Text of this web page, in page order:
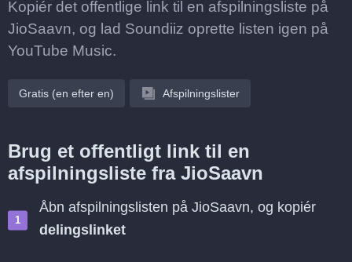
Kopiér det offentlige link til en afspilningsliste på
JioSaavn, og lad Soundiiz oprette listen igen på
YouTube Music.
Gratis (en efter en) Afspilningslister
Brug et offentligt link til en
afspilningsliste fra JioSaavn
Åbn afspilningslisten på JioSaavn, og kopiér
delingslinket